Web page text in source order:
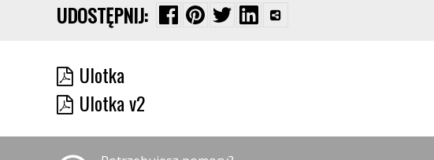
UDOSTĘPNIJ:
Ulotka
Ulotka v2